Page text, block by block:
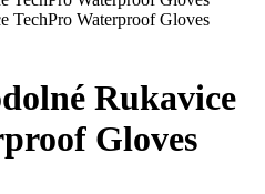
Rukavice
Gloves